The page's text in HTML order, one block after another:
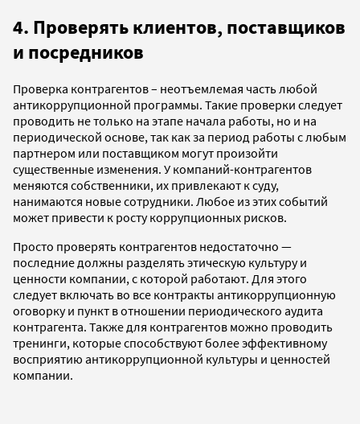
4. Проверять клиентов, поставщиков
и посредников
Проверка контрагентов – неотъемлемая часть любой
антикоррупционной программы. Такие проверки следует
проводить не только на этапе начала работы, но и на
периодической основе, так как за период работы с любым
партнером или поставщиком могут произойти
существенные изменения. У компаний-контрагентов
меняются собственники, их привлекают к суду,
нанимаются новые сотрудники. Любое из этих событий
может привести к росту коррупционных рисков.
Просто проверять контрагентов недостаточно —
последние должны разделять этическую культуру и
ценности компании, с которой работают. Для этого
следует включать во все контракты антикоррупционную
оговорку и пункт в отношении периодического аудита
контрагента. Также для контрагентов можно проводить
тренинги, которые способствуют более эффективному
восприятию антикоррупционной культуры и ценностей
компании.